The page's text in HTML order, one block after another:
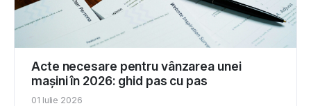
Acte necesare pentru vânzarea unei
mașini în 2026: ghid pas cu pas
01 Iulie 2026